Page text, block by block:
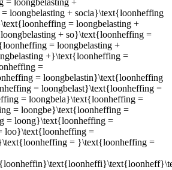
= loongbelasting +
loongbelasting + socia}\text{loonheffing
= loongbelasting +
+ so}\text{loonheffing =
= loongbelasting +
+}\text{loonheffing =
=
= loongbelastin}\text{loonheffing
= loongbelast}\text{loonheffing =
= loongbela}\text{loonheffing =
= loongbe}\text{loonheffing =
= loong}\text{loonheffing =
loo}\text{loonheffing =
= }\text{loonheffing =